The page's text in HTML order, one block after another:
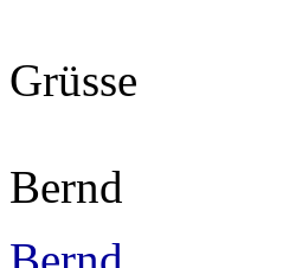
Grüsse
Bernd